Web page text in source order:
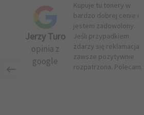
Jerzy Turo
opinia z
google
Kupuje tu tonery w
bardzo dobrej cenie i
jestem zadowolony.
Jeśli przypadkiem
zdarzy się reklamacja
zawsze pozytywnie
rozpatrzona. Polecam.